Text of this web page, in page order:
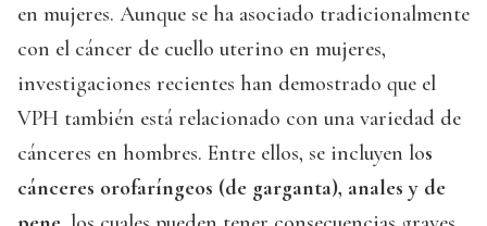
en mujeres. Aunque se ha asociado tradicionalmente
con el cáncer de cuello uterino en mujeres,
investigaciones recientes han demostrado que el
VPH también está relacionado con una variedad de
cánceres en hombres. Entre ellos, se incluyen los
cánceres orofaríngeos (de garganta), anales y de